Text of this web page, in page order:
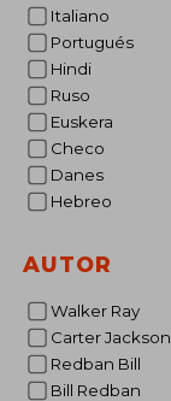
Italiano
Portugués
Hindi
Ruso
Euskera
Checo
Danes
Hebreo
AUTOR
Walker Ray
Carter Jackson
Redban Bill
Bill Redban